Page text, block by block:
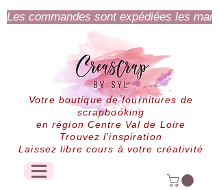
Les commandes sont expédiées les
Votre boutique de fournitures de
scrapbooking
en région Centre Val de Loire
Trouvez l'inspiration
Laissez libre cours à votre créativité